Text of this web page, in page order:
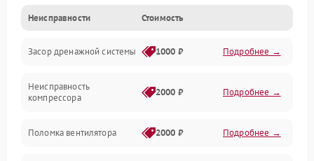
Механика
Управление
Электропитание
Неисправности Стоимость
Засор дренажной системы 1000 ₽ Подробнее →
Неисправность
компрессора
2000 ₽ Подробнее →
Поломка вентилятора 2000 ₽ Подробнее →